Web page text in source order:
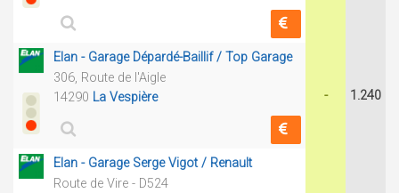
Elan - Garage Dépardé-Baillif / Top Garage
306, Route de l'Aigle
14290 La Vespière - 1.240
Elan - Garage Serge Vigot / Renault
Route de Vire - D524